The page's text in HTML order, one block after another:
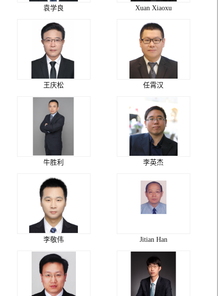
袁学良 Xuan Xiaoxu
王庆松 任霄汉
牛胜利 李英杰
李敬伟 Jitian Han